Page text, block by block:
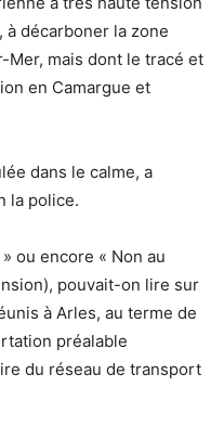
décarboner la zone
mais dont le tracé et
en Camargue et
dans le calme, a
la police.
ou encore « Non au
pouvait-on lire sur
à Arles, au terme de
préalable
du réseau de transport